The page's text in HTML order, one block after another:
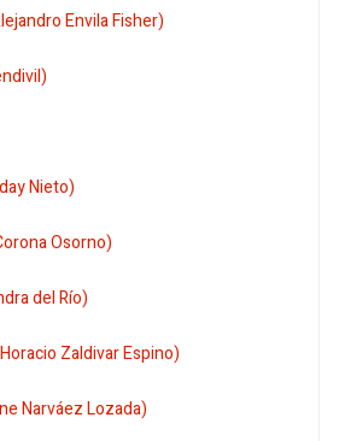
Envila Fisher)
Nieto)
Osorno)
del Río)
Zaldivar Espino)
Narváez Lozada)